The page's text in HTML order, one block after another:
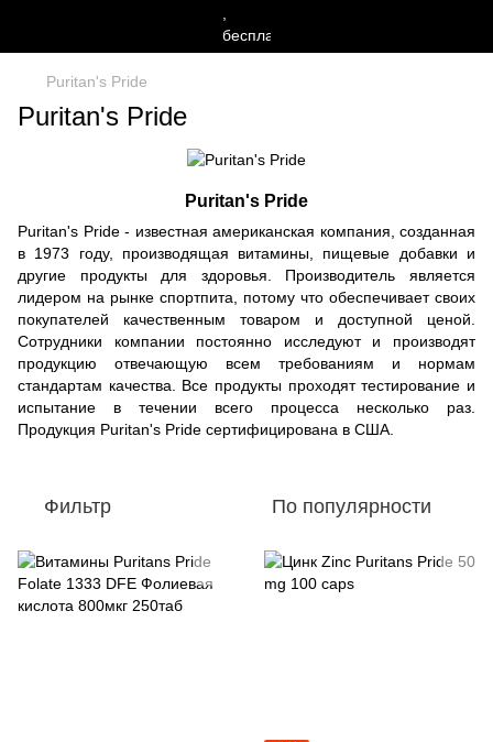
Puritan's Pride
Puritan's Pride
Puritan's Pride
Puritan's Pride - известная американская компания, созданная
в 1973 году, производящая витамины, пищевые добавки и
другие продукты для здоровья. Производитель является
лидером на рынке спортпита, потому что обеспечивает своих
покупателей качественным товаром и доступной ценой.
Сотрудники компании постоянно исследуют и производят
продукцию отвечающую всем требованиям и нормам
стандартам качества. Все продукты проходят тестирование и
испытание в течении всего процесса несколько раз.
Продукция Puritan's Pride сертифицирована в США.
Фильтр По популярности